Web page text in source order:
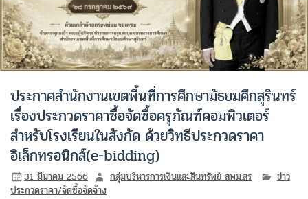
ประกาศสำนักงานเขตพื้นที่การศึกษามัธยมศึกสุรินทร์
เรื่องประกวดราคาซื้อจัดซื้อครุภัณฑ์คอมพิวเตอร์
สำหรับโรงเรียนในสังกัด ด้วยวิทธีประกวดราคา
อิเล็กทรอนิกส์(e-bidding)
31 มีนาคม 2566 กลุ่มบริหารการเงินและสินทรัพย์ สพม.สร
ข่าว
ประกวดราคา/จัดซื้อจัดจ้าง